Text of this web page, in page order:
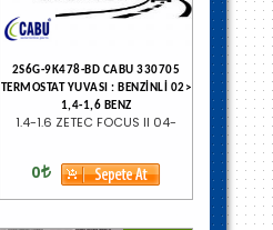
2S6G-9K478-BD CABU 330705
TERMOSTAT YUVASI : BENZİNLİ 02>
1,4-1,6 BENZ
1.4-1.6 ZETEC FOCUS II 04-
0